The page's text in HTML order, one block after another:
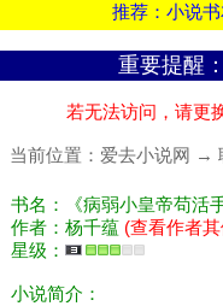
推荐：小说
重要提醒
若无法访问，请更
当前位置： 爱去小说网 →
书名：《病弱小皇帝苟活
作者：杨千蕴 (查看作者
星级：
小说简介：